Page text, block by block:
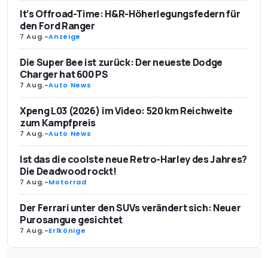
It’s Offroad-Time: H&R-Höherlegungsfedern für
den Ford Ranger
7 Aug.-Anzeige
Die Super Bee ist zurück: Der neueste Dodge
Charger hat 600 PS
7 Aug.-Auto News
Xpeng L03 (2026) im Video: 520 km Reichweite
zum Kampfpreis
7 Aug.-Auto News
Ist das die coolste neue Retro-Harley des Jahres?
Die Deadwood rockt!
7 Aug.-Motorrad
Der Ferrari unter den SUVs verändert sich: Neuer
Purosangue gesichtet
7 Aug.-Erlkönige